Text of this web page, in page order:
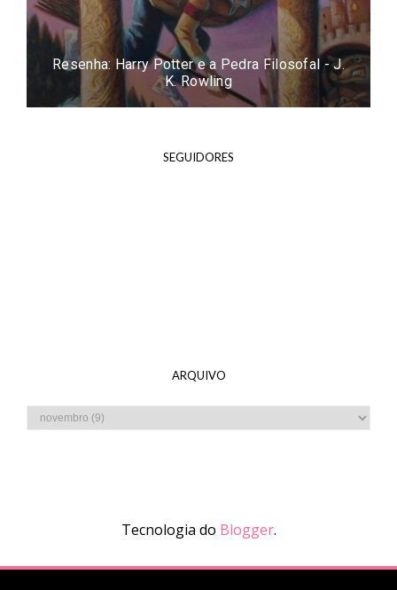
Resenha: Easy - Tammara Webber
SEGUIDORES
ARQUIVO
Tecnologia do Blogger.